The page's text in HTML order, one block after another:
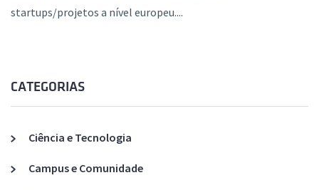
startups/projetos a nível europeu....
CATEGORIAS
Ciência e Tecnologia
Campus e Comunidade